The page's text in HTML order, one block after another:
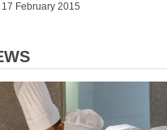
17 February 2015